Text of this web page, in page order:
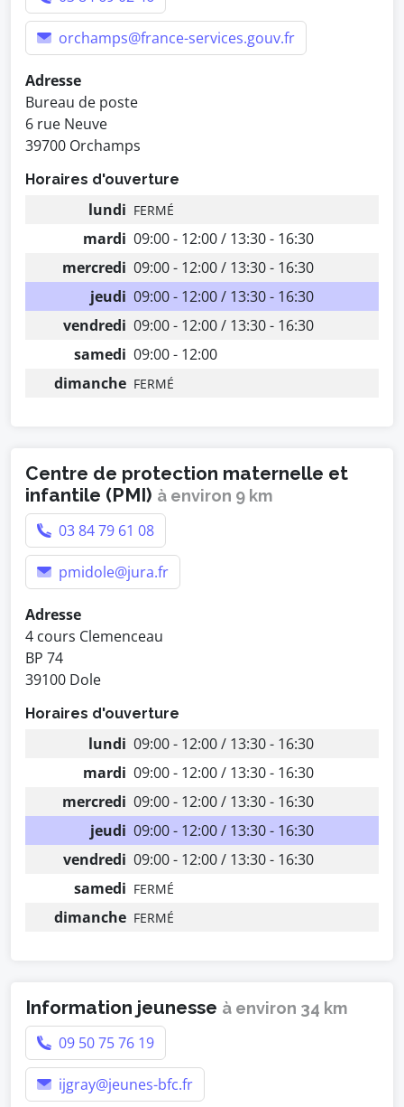
orchamps@france-services.gouv.fr
Adresse
Bureau de poste
6 rue Neuve
39700 Orchamps
Horaires d'ouverture
lundi FERMÉ
mardi 09:00 - 12:00 / 13:30 - 16:30
mercredi 09:00 - 12:00 / 13:30 - 16:30
jeudi 09:00 - 12:00 / 13:30 - 16:30
vendredi 09:00 - 12:00 / 13:30 - 16:30
samedi 09:00 - 12:00
dimanche FERMÉ
Centre de protection maternelle et
infantile (PMI) à environ 9 km
03 84 79 61 08
pmidole@jura.fr
Adresse
4 cours Clemenceau
BP 74
39100 Dole
Horaires d'ouverture
lundi 09:00 - 12:00 / 13:30 - 16:30
mardi 09:00 - 12:00 / 13:30 - 16:30
mercredi 09:00 - 12:00 / 13:30 - 16:30
jeudi 09:00 - 12:00 / 13:30 - 16:30
vendredi 09:00 - 12:00 / 13:30 - 16:30
samedi FERMÉ
dimanche FERMÉ
Information jeunesse à environ 34 km
09 50 75 76 19
ijgray@jeunes-bfc.fr